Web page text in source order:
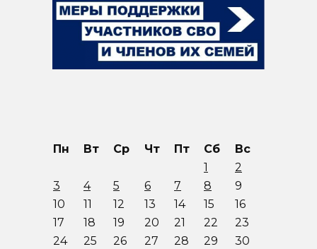
Пн Вт Ср Чт Пт Сб
Вс
1
2
3
4 5 6 7 8
9
10
11 12 13 14 15
16
17
18 19 20 21 22
23
24
25 26 27 28 29
30